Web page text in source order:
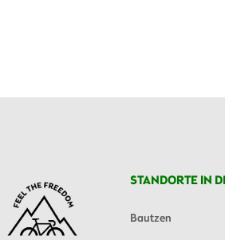
STANDORTE IN
Bautzen